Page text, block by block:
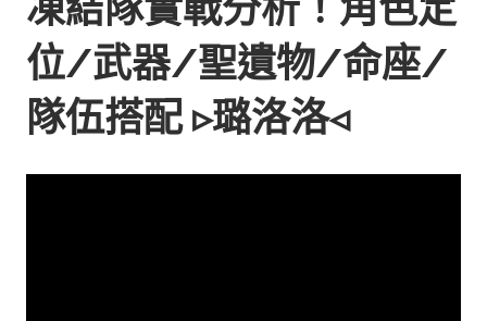
位/武器/聖遺物/命座/
隊伍搭配 ▹璐洛洛◃